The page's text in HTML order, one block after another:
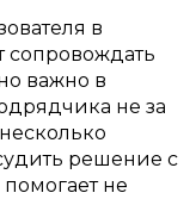
в
сопровождать
важно в
не за
решение с
не